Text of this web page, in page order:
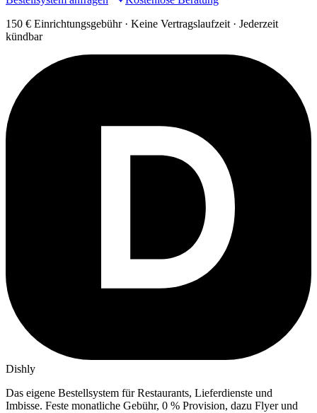
150 € Einrichtungsgebühr · Keine Vertragslaufzeit · Jederzeit
kündbar
Dishly
Das eigene Bestellsystem für Restaurants, Lieferdienste und
Imbisse. Feste monatliche Gebühr, 0 % Provision, dazu Flyer und